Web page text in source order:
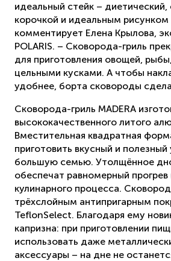
идеальный стейк – диетический,
корочкой и идеальным рисунком
комментирует Елена Крылова,
POLARIS. – Сковорода-гриль
для приготовления овощей,
цельными кусками. А чтобы
удобнее, борта сковороды
Сковорода-гриль MADERA
высококачественного литого
Вместительная квадратная
приготовить вкусный и
большую семью. Утолщённое
обеспечат равномерный
кулинарного процесса.
трёхслойным антипригарным
TeflonSelect. Благодаря ему
капризна: при приготовлении
использовать даже
аксессуары – на дне не